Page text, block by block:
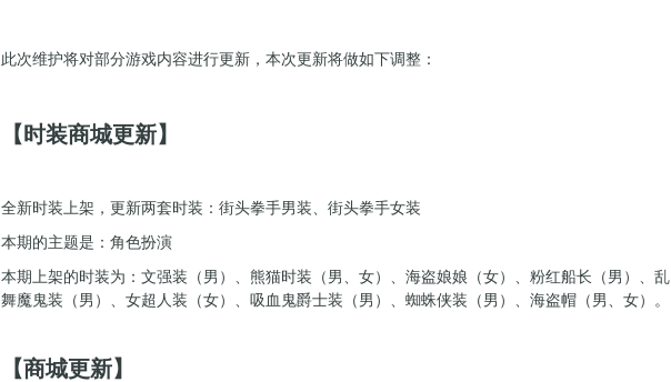
此次维护将对部分游戏内容进行更新，本次更新将做如下调整：
【时装商城更新】
全新时装上架，更新两套时装：街头拳手男装、街头拳手女装
本期的主题是：角色扮演
本期上架的时装为：文强装（男）、熊猫时装（男、女）、海盗娘娘（女）、粉红船长（男）、乱
舞魔鬼装（男）、女超人装（女）、吸血鬼爵士装（男）、蜘蛛侠装（男）、海盗帽（男、女）。
【商城更新】